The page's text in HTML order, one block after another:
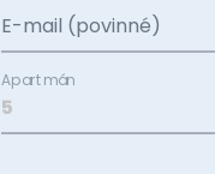
E-mail (povinné)
Apartmán